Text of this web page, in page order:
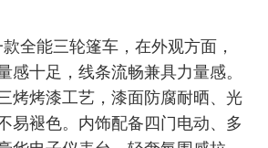
全能三轮篷车，在外观方面，
感十足，线条流畅兼具力量感。
烤烤漆工艺，漆面防腐耐晒、光
易褪色。内饰配备四门电动、多